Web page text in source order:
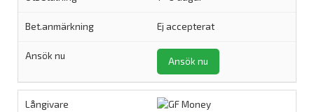
Ej accepterat
Ansök nu